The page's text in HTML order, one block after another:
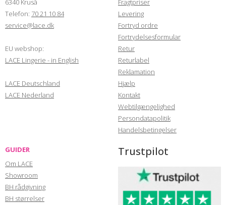
6340 Kruså
Telefon: 70 21 10 84
service@lace.dk
EU webshop:
LACE Lingerie - in English
LACE Deutschland
LACE Nederland
Fragtpriser
Levering
Fortryd ordre
Fortrydelsesformular
Retur
Returlabel
Reklamation
Hjælp
Kontakt
Webtilgængelighed
Persondatapolitik
Handelsbetingelser
GUIDER
Om LACE
Showroom
BH rådgivning
BH størrelser
Trustpilot